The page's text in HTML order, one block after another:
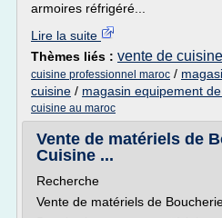
armoires réfrigéré...
Lire la suite
Thèmes liés : vente de
cuisine professionnel maroc /
cuisine / magasin equipement
cuisine au maroc
Vente de matériels de
Cuisine ...
Recherche
Vente de matériels de